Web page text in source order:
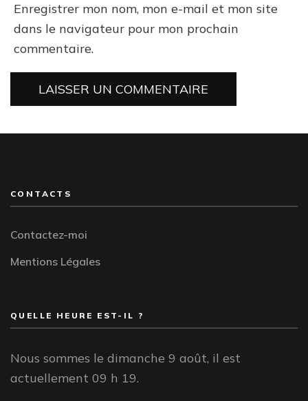
Enregistrer mon nom, mon e-mail et mon site
dans le navigateur pour mon prochain
commentaire.
CONTACTS
Contactez-moi
Mentions Légales
QUELLE HEURE EST-IL ?
Nous sommes le dimanche 9 août, il est
actuellement 09 h 19.